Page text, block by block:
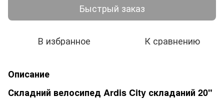
Быстрый заказ
В избранное К сравнению
Описание
Складний велосипед Ardis City складаний 20"